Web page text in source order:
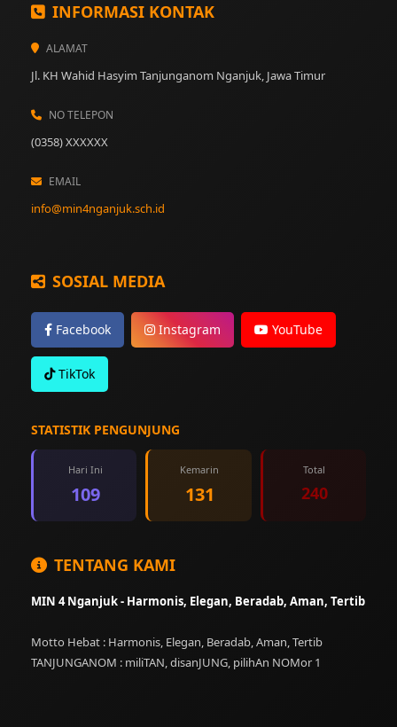
INFORMASI KONTAK
ALAMAT
Jl. KH Wahid Hasyim Tanjunganom Nganjuk, Jawa Timur
NO TELEPON
(0358) XXXXXX
EMAIL
info@min4nganjuk.sch.id
SOSIAL MEDIA
Facebook Instagram YouTube
TikTok
STATISTIK PENGUNJUNG
Hari Ini
109
Kemarin
131
Total
240
TENTANG KAMI
MIN 4 Nganjuk - Harmonis, Elegan, Beradab, Aman, Tertib
Motto Hebat : Harmonis, Elegan, Beradab, Aman, Tertib
TANJUNGANOM : miliTAN, disanJUNG, pilihAn NOMor 1